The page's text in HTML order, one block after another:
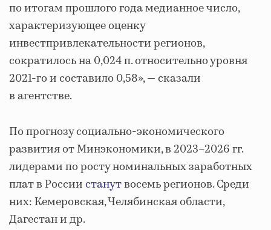
по итогам прошлого года медианное число,
характеризующее оценку
инвестпривлекательности регионов,
сократилось на 0,024 п. относительно уровня
2021-го и составило 0,58», — сказали
в агентстве.
По прогнозу социально-экономического
развития от Минэкономики, в 2023–2026 гг.
лидерами по росту номинальных заработных
плат в Россиистанутвосемь регионов. Среди
них: Кемеровская, Челябинская области,
Дагестан и др.